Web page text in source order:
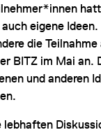
eigene
die
BITZ im Mai an.
und anderen
lebhaften